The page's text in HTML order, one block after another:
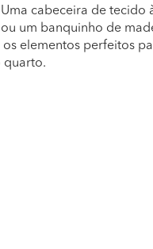
cabeceira de tecido
um banquinho de
os elementos perfeitos
quarto.